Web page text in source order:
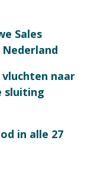
Sales
Nederland
vluchten naar
sluiting
in alle 27